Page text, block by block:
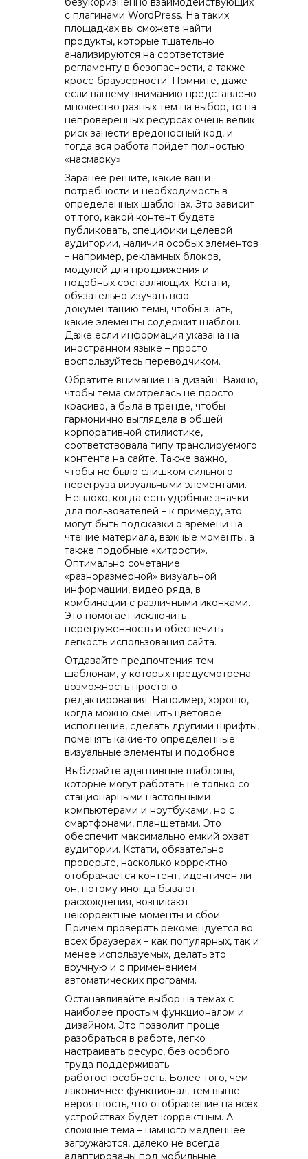
с плагинами WordPress. На таких
площадках вы сможете найти
продукты, которые тщательно
анализируются на соответствие
регламенту в безопасности, а также
кросс-браузерности. Помните, даже
если вашему вниманию представлено
множество разных тем на выбор, то на
непроверенных ресурсах очень велик
риск занести вредоносный код, и
тогда вся работа пойдет полностью
«насмарку».
Заранее решите, какие ваши
потребности и необходимость в
определенных шаблонах. Это зависит
от того, какой контент будете
публиковать, специфики целевой
аудитории, наличия особых элементов
– например, рекламных блоков,
модулей для продвижения и
подобных составляющих. Кстати,
обязательно изучать всю
документацию темы, чтобы знать,
какие элементы содержит шаблон.
Даже если информация указана на
иностранном языке – просто
воспользуйтесь переводчиком.
Обратите внимание на дизайн. Важно,
чтобы тема смотрелась не просто
красиво, а была в тренде, чтобы
гармонично выглядела в общей
корпоративной стилистике,
соответствовала типу транслируемого
контента на сайте. Также важно,
чтобы не было слишком сильного
перегруза визуальными элементами.
Неплохо, когда есть удобные значки
для пользователей – к примеру, это
могут быть подсказки о времени на
чтение материала, важные моменты, а
также подобные «хитрости».
Оптимально сочетание
«разноразмерной» визуальной
информации, видео ряда, в
комбинации с различными иконками.
Это помогает исключить
перегруженность и обеспечить
легкость использования сайта.
Отдавайте предпочтения тем
шаблонам, у которых предусмотрена
возможность простого
редактирования. Например, хорошо,
когда можно сменить цветовое
исполнение, сделать другими шрифты,
поменять какие-то определенные
визуальные элементы и подобное.
Выбирайте адаптивные шаблоны,
которые могут работать не только со
стационарными настольными
компьютерами и ноутбуками, но с
смартфонами, планшетами. Это
обеспечит максимально емкий охват
аудитории. Кстати, обязательно
проверьте, насколько корректно
отображается контент, идентичен ли
он, потому иногда бывают
расхождения, возникают
некорректные моменты и сбои.
Причем проверять рекомендуется во
всех браузерах – как популярных, так и
менее используемых, делать это
вручную и с применением
автоматических программ.
Останавливайте выбор на темах с
наиболее простым функционалом и
дизайном. Это позволит проще
разобраться в работе, легко
настраивать ресурс, без особого
труда поддерживать
работоспособность. Более того, чем
лаконичнее функционал, тем выше
вероятность, что отображение на всех
устройствах будет корректным. А
сложные тема – намного медленнее
загружаются, далеко не всегда
адаптированы под мобильные